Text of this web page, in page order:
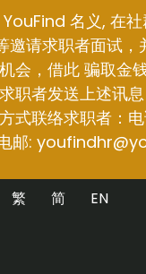
名义, 在
请求职者面试，
会，借此 骗取金
职者发送上述讯
式联络求职者：
邮:
EN
简
繁